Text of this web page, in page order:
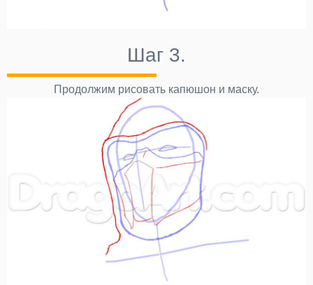
Шаг 3.
Продолжим рисовать капюшон и маску.